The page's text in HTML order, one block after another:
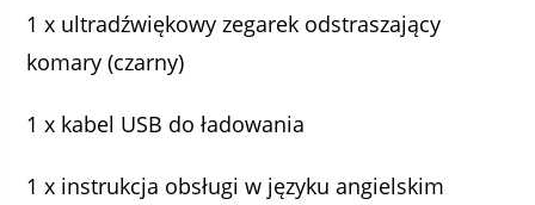
1 x ultradźwiękowy zegarek odstraszający
komary (czarny)
1 x kabel USB do ładowania
1 x instrukcja obsługi w języku angielskim